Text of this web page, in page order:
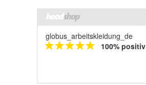
globus_arbeitskleidung_de
100% positiv